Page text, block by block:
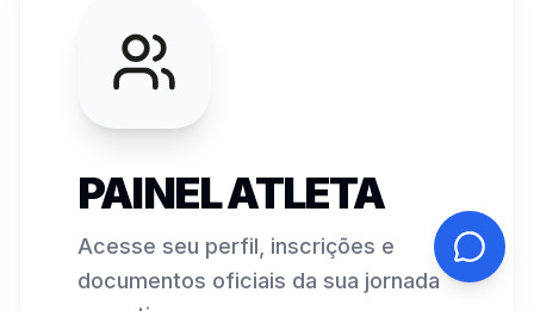
PAINEL ATLETA
Acesse seu perfil, inscrições e
documentos oficiais da sua jornada